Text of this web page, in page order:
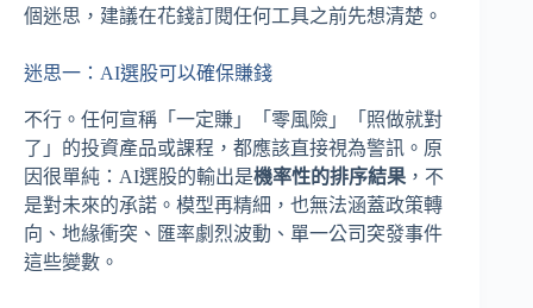
個迷思，建議在花錢訂閱任何工具之前先想清楚。
迷思一：AI選股可以確保賺錢
不行。任何宣稱「一定賺」「零風險」「照做就對
了」的投資產品或課程，都應該直接視為警訊。原
因很單純：AI選股的輸出是機率性的排序結果 ，不
是對未來的承諾。模型再精細，也無法涵蓋政策轉
向、地緣衝突、匯率劇烈波動、單一公司突發事件
這些變數。